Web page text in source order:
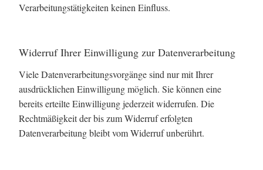
Verarbeitungstätigkeiten keinen Einfluss.
Widerruf Ihrer Einwilligung zur Datenverarbeitung
Viele Datenverarbeitungsvorgänge sind nur mit Ihrer
ausdrücklichen Einwilligung möglich. Sie können eine
bereits erteilte Einwilligung jederzeit widerrufen. Die
Rechtmäßigkeit der bis zum Widerruf erfolgten
Datenverarbeitung bleibt vom Widerruf unberührt.